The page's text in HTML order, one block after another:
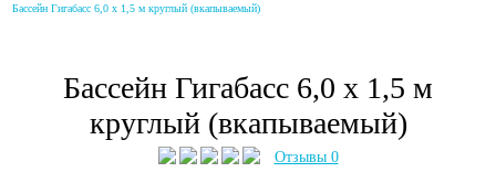
Бассейн Гигабасс 6,0 х 1,5 м круглый (вкапываемый)
Бассейн Гигабасс 6,0 х 1,5 м
круглый (вкапываемый)
Отзывы 0